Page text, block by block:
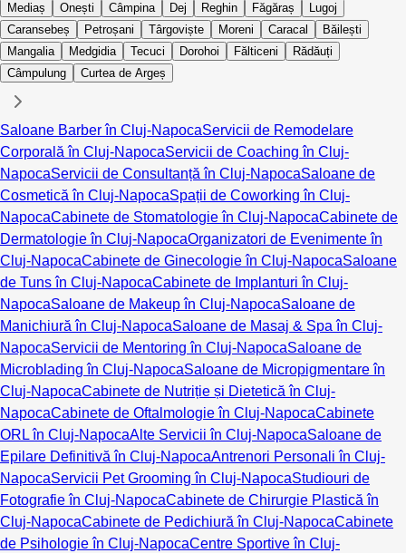
Mediaș
Onești Câmpina Dej Reghin Făgăraș
Lugoj
Caransebeș
Petroșani Târgoviște Moreni Caracal
Băilești
Mangalia
Medgidia Tecuci Dorohoi Fălticeni
Rădăuți
Câmpulung
Curtea de Argeș
Saloane Barber în Cluj-NapocaServicii de Remodelare
Corporală în Cluj-NapocaServicii de Coaching în Cluj-
NapocaServicii de Consultanță în Cluj-NapocaSaloane de
Cosmetică în Cluj-NapocaSpații de Coworking în Cluj-
NapocaCabinete de Stomatologie în Cluj-NapocaCabinete de
Dermatologie în Cluj-NapocaOrganizatori de Evenimente în
Cluj-NapocaCabinete de Ginecologie în Cluj-NapocaSaloane
de Tuns în Cluj-NapocaCabinete de Implanturi în Cluj-
NapocaSaloane de Makeup în Cluj-NapocaSaloane de
Manichiură în Cluj-NapocaSaloane de Masaj & Spa în Cluj-
NapocaServicii de Mentoring în Cluj-NapocaSaloane de
Microblading în Cluj-NapocaSaloane de Micropigmentare în
Cluj-NapocaCabinete de Nutriție și Dietetică în Cluj-
NapocaCabinete de Oftalmologie în Cluj-NapocaCabinete
ORL în Cluj-NapocaAlte Servicii în Cluj-NapocaSaloane de
Epilare Definitivă în Cluj-NapocaAntrenori Personali în Cluj-
NapocaServicii Pet Grooming în Cluj-NapocaStudiouri de
Fotografie în Cluj-NapocaCabinete de Chirurgie Plastică în
Cluj-NapocaCabinete de Pedichiură în Cluj-NapocaCabinete
de Psihologie în Cluj-NapocaCentre Sportive în Cluj-